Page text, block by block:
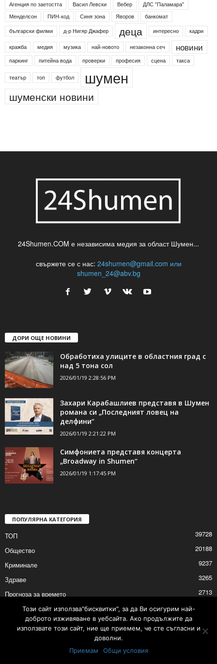
Агенция по заетостта
Васил Левски Вебер
ДЛС "Паламара"
Менделсон
ПИН-код Синя зона Яворов
банкомат
български филми
д-р Нигяр Джафер деца интересно кадри
кражба медия музика най-новото незаконна сеч новини
паркинг питейна вода проверки професия сцена такса
театър топ футбол шумен
шуменски новини
24Shumen.COM е независима медия за област Шумен...
свържете се с нас: 24shumen@gmail.com или
shumen_24@abv.bg
ДОРИ ОЩЕ НОВИНИ
Обработиха улиците в областния град с
над 5 тона сол
2026/01/19 2:28:56 PM
Захари Карабашлиев представя в Шумен
романа си „Последният ловец на
делфини“
2026/01/19 2:21:22 PM
Симфониета представя концерта
„Broadway in Shumen“
2026/01/19 1:17:45 PM
ПОПУЛЯРНА КАТЕГОРИЯ
ТОП
39728
Общество
20188
Криминале
9237
Здраве
3265
Прогноза за времето
2713
Култура
Политика
Този сайт използва"бисквитки", за да Ви осигурим най-
доброто изживяване в уебсайта. Ако продължите да
използвате този сайт, ние ще приемем, че сте съгласни и
доволни.
Приемам
Общи условия